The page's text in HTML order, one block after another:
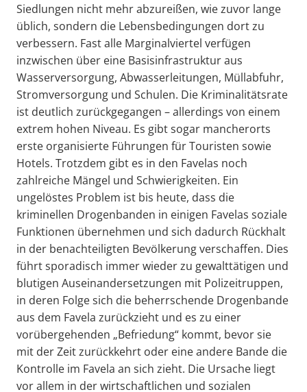
Siedlungen nicht mehr abzureißen, wie zuvor lange
üblich, sondern die Lebensbedingungen dort zu
verbessern. Fast alle Marginalviertel verfügen
inzwischen über eine Basisinfrastruktur aus
Wasserversorgung, Abwasserleitungen, Müllabfuhr,
Stromversorgung und Schulen. Die Kriminalitätsrate
ist deutlich zurückgegangen – allerdings von einem
extrem hohen Niveau. Es gibt sogar mancherorts
erste organisierte Führungen für Touristen sowie
Hotels. Trotzdem gibt es in den Favelas noch
zahlreiche Mängel und Schwierigkeiten. Ein
ungelöstes Problem ist bis heute, dass die
kriminellen Drogenbanden in einigen Favelas soziale
Funktionen übernehmen und sich dadurch Rückhalt
in der benachteiligten Bevölkerung verschaffen. Dies
führt sporadisch immer wieder zu gewalttätigen und
blutigen Auseinandersetzungen mit Polizeitruppen,
in deren Folge sich die beherrschende Drogenbande
aus dem Favela zurückzieht und es zu einer
vorübergehenden „Befriedung“ kommt, bevor sie
mit der Zeit zurückkehrt oder eine andere Bande die
Kontrolle im Favela an sich zieht. Die Ursache liegt
vor allem in der wirtschaftlichen und sozialen